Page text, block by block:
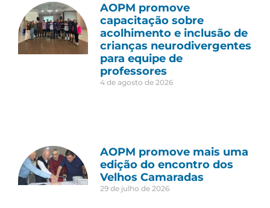
AOPM promove
capacitação sobre
acolhimento e inclusão de
crianças neurodivergentes
para equipe de
professores
4 de agosto de 2026
AOPM promove mais uma
edição do encontro dos
Velhos Camaradas
29 de julho de 2026